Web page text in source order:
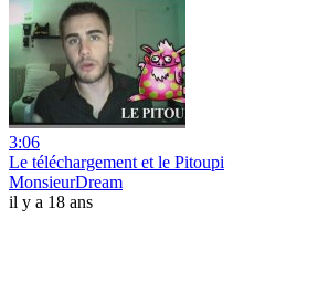
3:06
Le téléchargement et le Pitoupi
MonsieurDream
il y a 18 ans